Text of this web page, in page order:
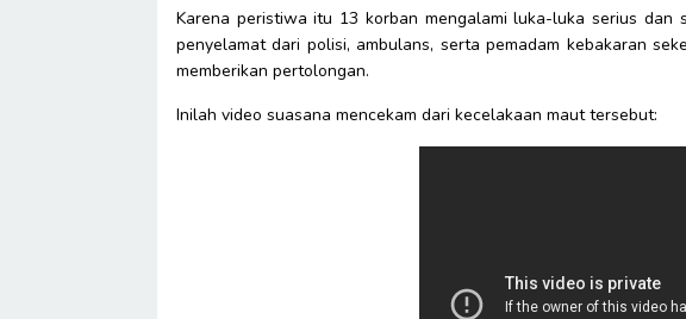
Karena peristiwa itu 13 korban mengalami luka-luka serius
penyelamat dari polisi, ambulans, serta pemadam kebakaran
memberikan pertolongan.
Inilah video suasana mencekam dari kecelakaan maut tersebut: